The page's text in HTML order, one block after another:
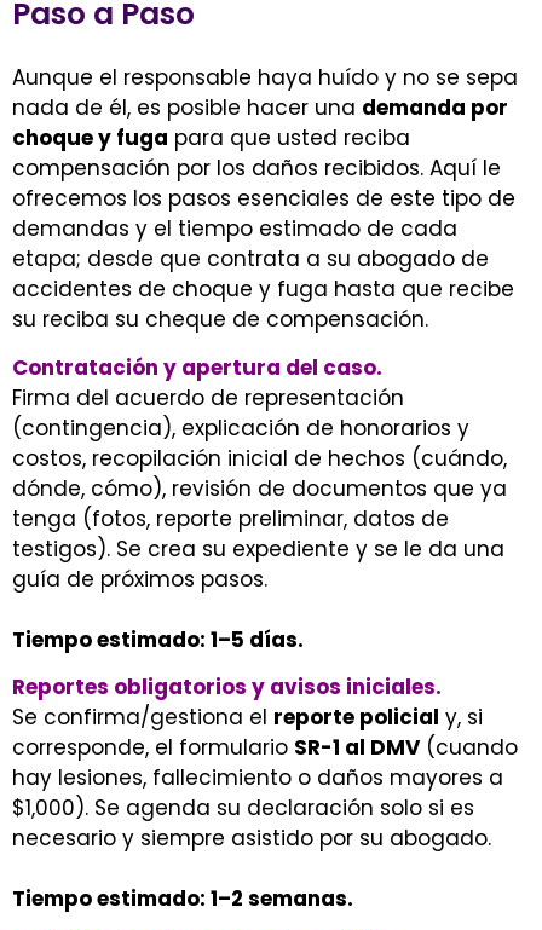
Paso a Paso
Aunque el responsable haya huído y no se sepa
nada de él, es posible hacer una demanda por
choque y fuga para que usted reciba
compensación por los daños recibidos. Aquí le
ofrecemos los pasos esenciales de este tipo de
demandas y el tiempo estimado de cada
etapa; desde que contrata a su abogado de
accidentes de choque y fuga hasta que recibe
su reciba su cheque de compensación.
Contratación y apertura del caso.
Firma del acuerdo de representación
(contingencia), explicación de honorarios y
costos, recopilación inicial de hechos (cuándo,
dónde, cómo), revisión de documentos que ya
tenga (fotos, reporte preliminar, datos de
testigos). Se crea su expediente y se le da una
guía de próximos pasos.
Tiempo estimado: 1–5 días.
Reportes obligatorios y avisos iniciales.
Se confirma/gestiona el reporte policial y, si
corresponde, el formulario SR-1 al DMV (cuando
hay lesiones, fallecimiento o daños mayores a
$1,000). Se agenda su declaración solo si es
necesario y siempre asistido por su abogado.
Tiempo estimado: 1–2 semanas.